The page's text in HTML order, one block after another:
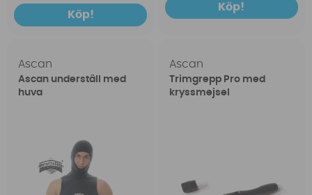
Köp!
Köp!
Ascan
Ascan underställ med
huva
Ascan
Trimgrepp Pro med
kryssmejsel